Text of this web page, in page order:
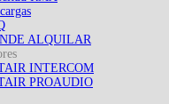
ALQUILAR
INTERCOM
PROAUDIO